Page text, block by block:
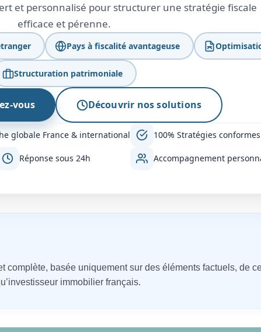
et personnalisé pour structurer une stratégie fiscale
efficace et pérenne.
Pays à fiscalité avantageuse
Structuration patrimoniale
vous Découvrir nos solutions
globale France & international 100% Stratégies
Réponse sous 24h Accompagnement
complète, basée uniquement sur des éléments factuels, de
immobilier français.